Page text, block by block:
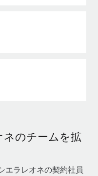
のチームを拡
エラレオネの契約社員